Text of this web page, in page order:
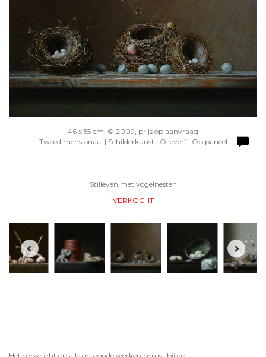
46 x 55 cm, © 2009, prijs op aanvraag
Tweedimensionaal | Schilderkunst | Olieverf | Op paneel
Stilleven met vogelnesten
VERKOCHT